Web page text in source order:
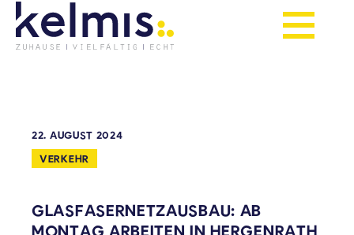
Navigation
22. AUGUST 2024
VERKEHR
GLASFASERNETZAUSBAU: AB
MONTAG ARBEITEN INHERGENRATH